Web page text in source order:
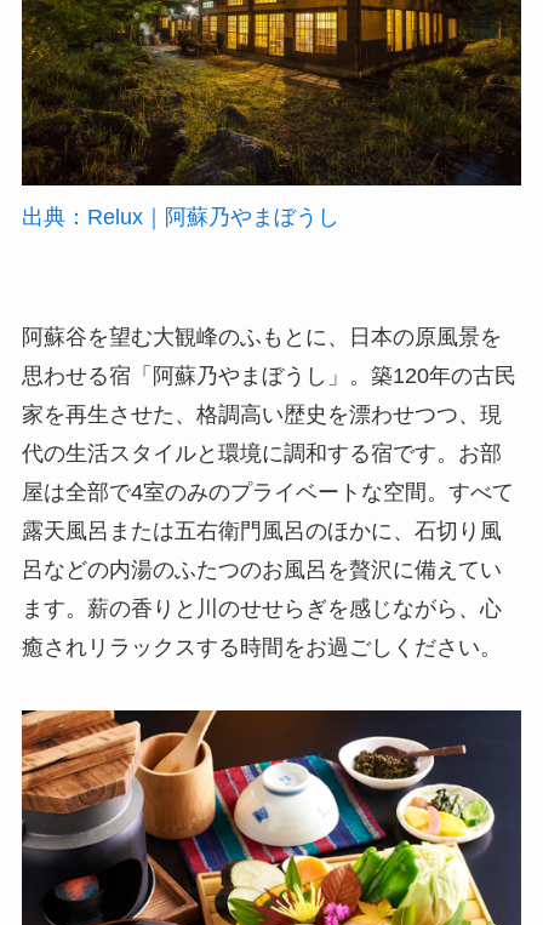
出典：Relux｜阿蘇乃やまぼうし
阿蘇谷を望む大観峰のふもとに、日本の原風景を
思わせる宿「阿蘇乃やまぼうし」。築120年の古民
家を再生させた、格調高い歴史を漂わせつつ、現
代の生活スタイルと環境に調和する宿です。お部
屋は全部で4室のみのプライベートな空間。すべて
露天風呂または五右衛門風呂のほかに、石切り風
呂などの内湯のふたつのお風呂を贅沢に備えてい
ます。薪の香りと川のせせらぎを感じながら、心
癒されリラックスする時間をお過ごしください。